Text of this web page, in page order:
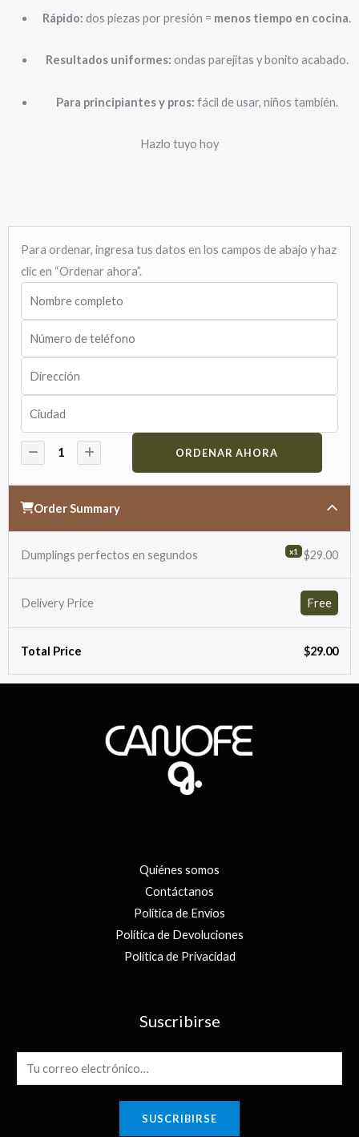
Rápido: dos piezas por presión = menos tiempo en cocina.
Resultados uniformes: ondas parejitas y bonito acabado.
Para principiantes y pros: fácil de usar, niños también.
Hazlo tuyo hoy
Para ordenar, ingresa tus datos en los campos de abajo y haz
clic en “Ordenar ahora”.
ORDENAR AHORA
Order Summary
Dumplings perfectos en segundos x1 $29.00
Delivery Price Free
Total Price $29.00
Quiénes somos
Contáctanos
Política de Envíos
Política de Devoluciones
Política de Privacidad
Suscribirse
m
SUSCRIBIRSE